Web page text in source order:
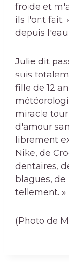
froide et
ils l'ont fait.
depuis
Julie dit
suis
fille de 12
miracle
d'amour
librement
Nike, de
dentaires,
blagues, de
tellement. »
(Photo de